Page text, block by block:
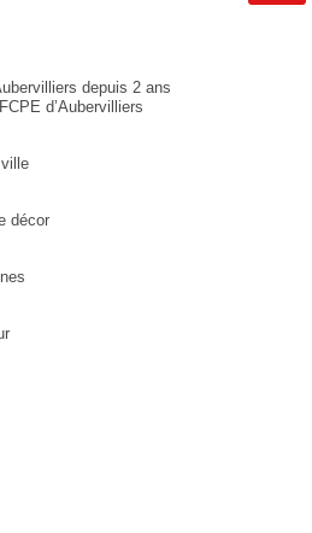
depuis 2 ans
d’Aubervilliers
décor